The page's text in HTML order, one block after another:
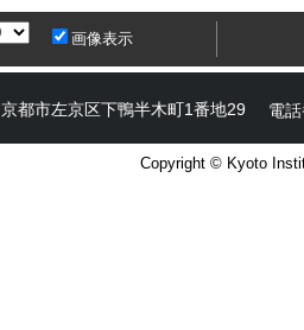
画像表示
京都市左京区下鴨半木町1番地29 電話
Copyright © Kyoto